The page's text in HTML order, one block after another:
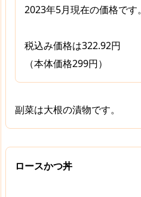
2023年5月現在の価格です。
税込み価格は322.92円
（本体価格299円）
副菜は大根の漬物です。
ロースかつ丼